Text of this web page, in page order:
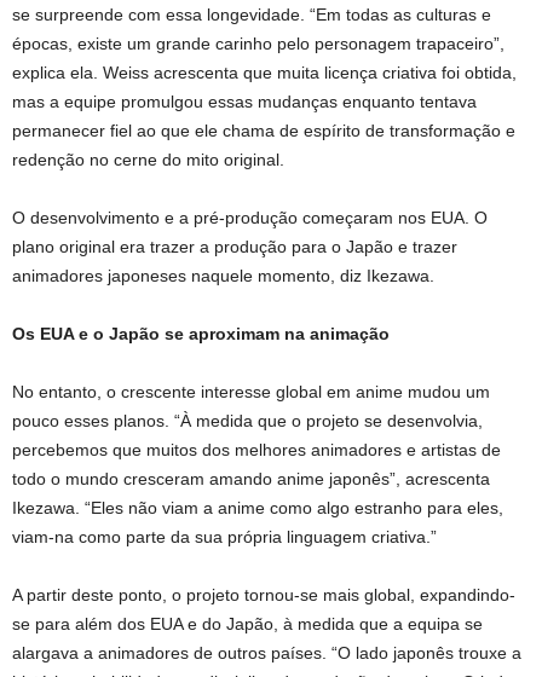
se surpreende com essa longevidade. “Em todas as culturas e
épocas, existe um grande carinho pelo personagem trapaceiro”,
explica ela. Weiss acrescenta que muita licença criativa foi obtida,
mas a equipe promulgou essas mudanças enquanto tentava
permanecer fiel ao que ele chama de espírito de transformação e
redenção no cerne do mito original.
O desenvolvimento e a pré-produção começaram nos EUA. O
plano original era trazer a produção para o Japão e trazer
animadores japoneses naquele momento, diz Ikezawa.
Os EUA e o Japão se aproximam na animação
No entanto, o crescente interesse global em anime mudou um
pouco esses planos. “À medida que o projeto se desenvolvia,
percebemos que muitos dos melhores animadores e artistas de
todo o mundo cresceram amando anime japonês”, acrescenta
Ikezawa. “Eles não viam a anime como algo estranho para eles,
viam-na como parte da sua própria linguagem criativa.”
A partir deste ponto, o projeto tornou-se mais global, expandindo-
se para além dos EUA e do Japão, à medida que a equipa se
alargava a animadores de outros países. “O lado japonês trouxe a